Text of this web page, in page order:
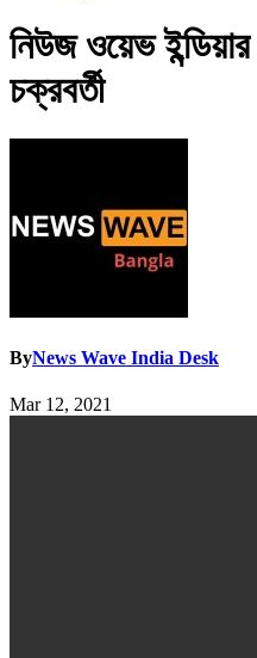
নিউজ ওয়েভ
চক্রবর্তী
ByNews Wave India Desk
Mar 12, 2021